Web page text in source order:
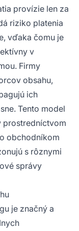
provízie len za
riziko platenia
vďaka čomu je
v
Firmy
obsahu,
ich
Tento model
prostredníctvom
obchodníkom
s rôznymi
správy
je značný a